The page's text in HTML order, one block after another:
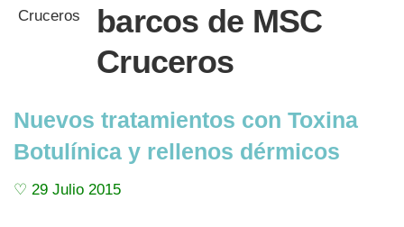
barcos de MSC
Cruceros
Nuevos tratamientos con Toxina
Botulínica y rellenos dérmicos
♡ 29 Julio 2015